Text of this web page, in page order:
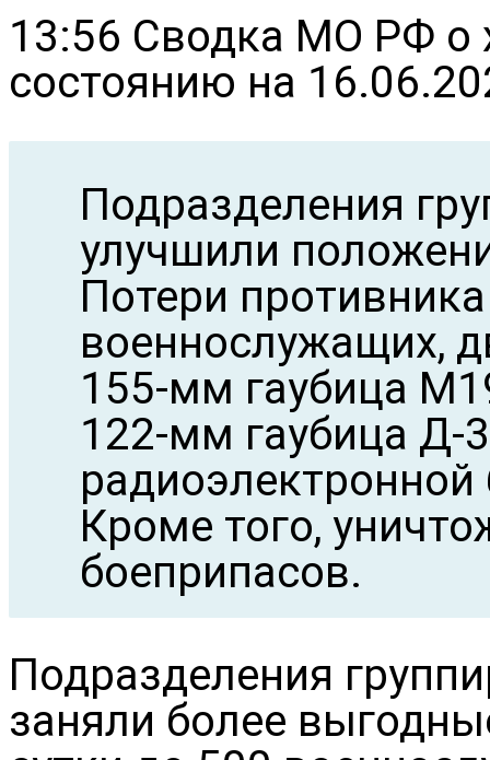
13:56 Сводка МО РФ о
состоянию на
Подразделения
улучшили
Потери
военнослужащих,
155-мм гаубица
122-мм гаубица Д-
Кроме того,
боеприпасов.
Подразделения
заняли более